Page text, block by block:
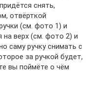
снять,
отвёрткой
(см. фото 1) и
на верх (см. фото 2) и
саму ручку снимать с
за ручкой будет,
вы поймёте о чём